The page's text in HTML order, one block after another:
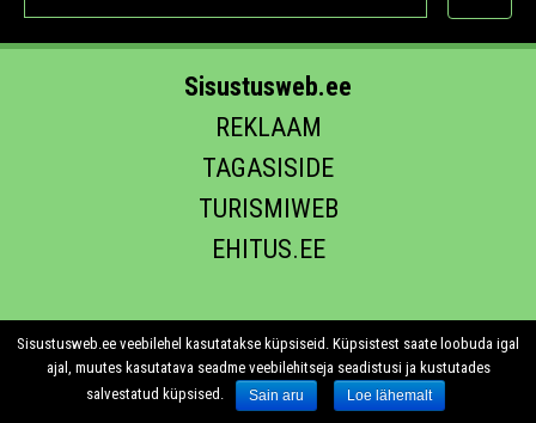
Sisustusweb.ee
REKLAAM
TAGASISIDE
TURISMIWEB
EHITUS.EE
Sisustusweb.ee veebilehel kasutatakse küpsiseid. Küpsistest saate loobuda igal
ajal, muutes kasutatava seadme veebilehitseja seadistusi ja kustutades
salvestatud küpsised.
Sain aru Loe lähemalt